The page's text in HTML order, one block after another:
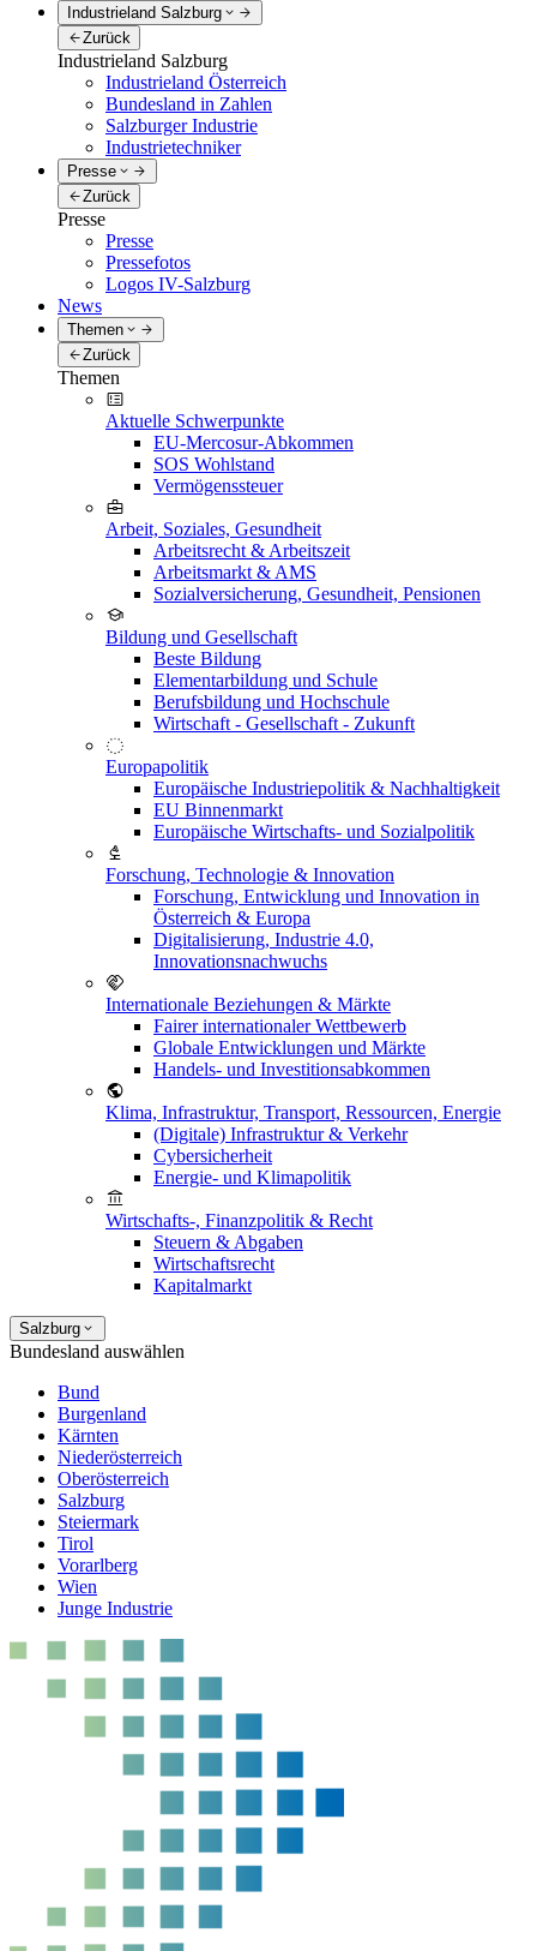
Industrieland Salzburg
Zurück
Industrieland Salzburg
Industrieland Österreich
Bundesland in Zahlen
Salzburger Industrie
Industrietechniker
Presse
Zurück
Presse
Presse
Pressefotos
Logos IV-Salzburg
News
Themen
Zurück
Themen
Aktuelle Schwerpunkte
EU-Mercosur-Abkommen
SOS Wohlstand
Vermögenssteuer
Arbeit, Soziales, Gesundheit
Arbeitsrecht & Arbeitszeit
Arbeitsmarkt & AMS
Sozialversicherung, Gesundheit, Pensionen
Bildung und Gesellschaft
Beste Bildung
Elementarbildung und Schule
Berufsbildung und Hochschule
Wirtschaft - Gesellschaft - Zukunft
Europapolitik
Europäische Industriepolitik & Nachhaltigkeit
EU Binnenmarkt
Europäische Wirtschafts- und Sozialpolitik
Forschung, Technologie & Innovation
Forschung, Entwicklung und Innovation in
Österreich & Europa
Digitalisierung, Industrie 4.0,
Innovationsnachwuchs
Internationale Beziehungen & Märkte
Fairer internationaler Wettbewerb
Globale Entwicklungen und Märkte
Handels- und Investitionsabkommen
Klima, Infrastruktur, Transport, Ressourcen, Energie
(Digitale) Infrastruktur & Verkehr
Cybersicherheit
Energie- und Klimapolitik
Wirtschafts-, Finanzpolitik & Recht
Steuern & Abgaben
Wirtschaftsrecht
Kapitalmarkt
Salzburg
Bundesland auswählen
Bund
Burgenland
Kärnten
Niederösterreich
Oberösterreich
Salzburg
Steiermark
Tirol
Vorarlberg
Wien
Junge Industrie